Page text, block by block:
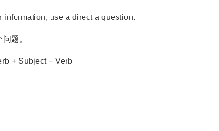
use a direct a question.
题。
+ Subject + Verb